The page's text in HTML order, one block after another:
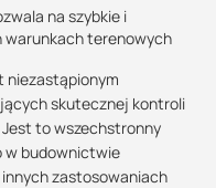
na szybkie i
warunkach terenowych
niezastąpionym
skutecznej kontroli
to wszechstronny
w budownictwie
zastosowaniach